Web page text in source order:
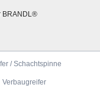
BRANDL®
/ Schachtspinne
Verbaugreifer